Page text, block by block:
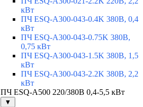
кВт
ПЧ ESQ-A300-043-0.4K 380В, 0,4
кВт
ПЧ ESQ-A300-043-0.75K 380В,
0,75 кВт
ПЧ ESQ-A300-043-1.5K 380В, 1,5
кВт
ПЧ ESQ-A300-043-2.2K 380В, 2,2
кВт
ПЧ ESQ-A500 220/380В 0,4-5,5 кВт
▼